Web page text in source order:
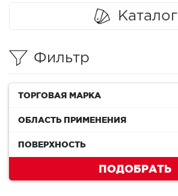
Каталог
Фильтр
ТОРГОВАЯ МАРКА
ОБЛАСТЬ ПРИМЕНЕНИЯ
ПОВЕРХНОСТЬ
ПОДОБРАТЬ